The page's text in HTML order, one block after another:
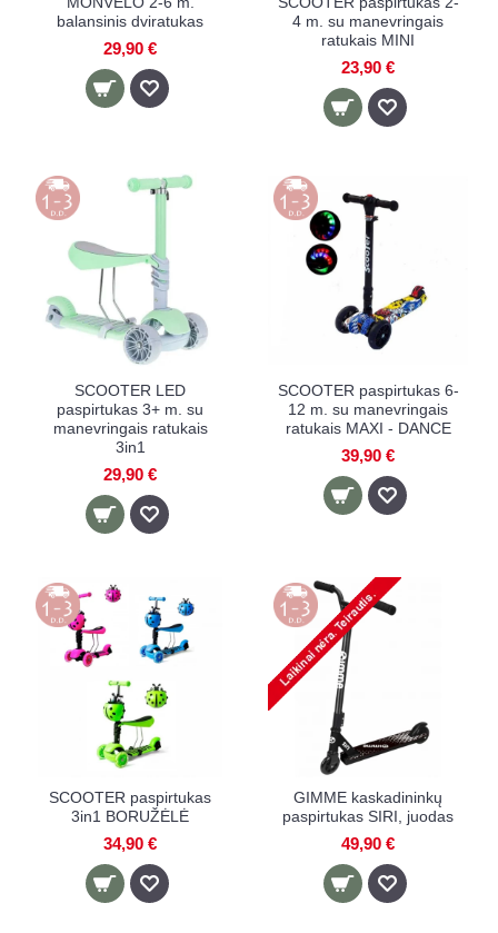
balansinis dviratukas
29,90 €
4 m. su manevringais
ratukais MINI
23,90 €
SCOOTER LED
paspirtukas 3+ m. su
manevringais ratukais
3in1
29,90 €
SCOOTER paspirtukas 6-
12 m. su manevringais
ratukais MAXI - DANCE
39,90 €
SCOOTER paspirtukas
3in1 BORUŽĖLĖ
34,90 €
GIMME kaskadininkų
paspirtukas SIRI, juodas
49,90 €